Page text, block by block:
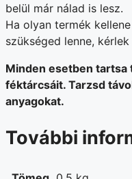
belül már nálad is lesz.
Ha olyan termék
szükséged lenne,
Minden esetben
féktárcsáit. Tarzsd
anyagokat.
További